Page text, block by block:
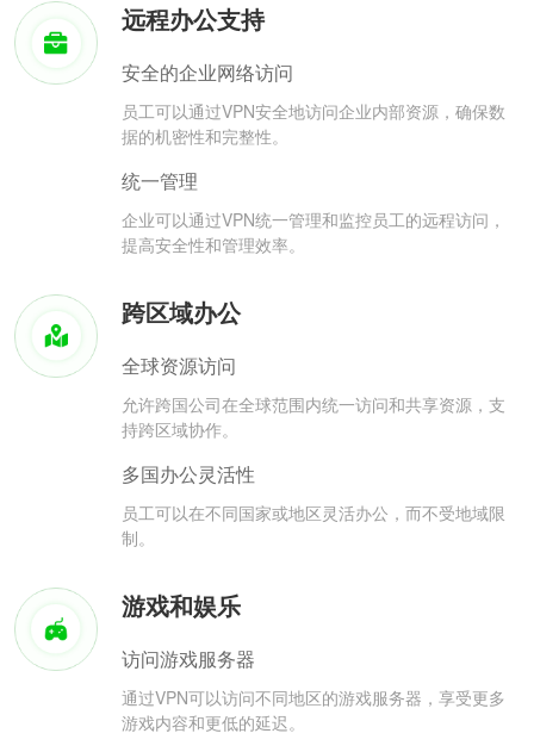
远程办公支持
安全的企业网络访问
员工可以通过VPN安全地访问企业内部资源，确保数
据的机密性和完整性。
统一管理
企业可以通过VPN统一管理和监控员工的远程访问，
提高安全性和管理效率。
跨区域办公
全球资源访问
允许跨国公司在全球范围内统一访问和共享资源，支
持跨区域协作。
多国办公灵活性
员工可以在不同国家或地区灵活办公，而不受地域限
制。
游戏和娱乐
访问游戏服务器
通过VPN可以访问不同地区的游戏服务器，享受更多
游戏内容和更低的延迟。